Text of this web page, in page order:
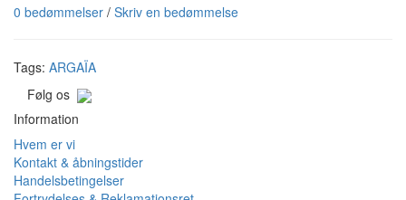
0 bedømmelser / Skriv en bedømmelse
Tags: ARGAÏA
Følg os
Information
Hvem er vi
Kontakt & åbningstider
Handelsbetingelser